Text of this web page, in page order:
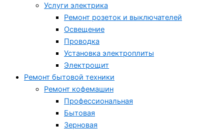
Услуги электрика
Ремонт розеток и выключателей
Освещение
Проводка
Установка электроплиты
Электрощит
Ремонт бытовой техники
Ремонт кофемашин
Профессиональная
Бытовая
Зерновая